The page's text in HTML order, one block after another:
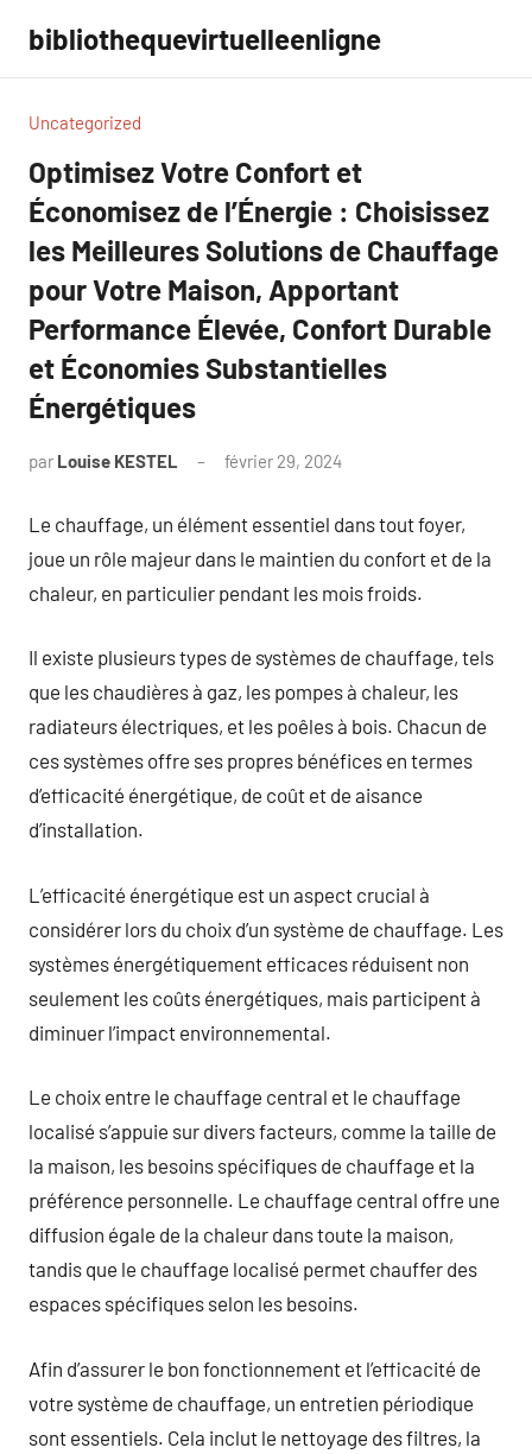
contenu
bibliothequevirtuelleenligne
Uncategorized
Optimisez Votre Confort et
Économisez de l’Énergie : Choisissez
les Meilleures Solutions de Chauffage
pour Votre Maison, Apportant
Performance Élevée, Confort Durable
et Économies Substantielles
Énergétiques
par Louise KESTEL février 29, 2024
Le chauffage, un élément essentiel dans tout foyer,
joue un rôle majeur dans le maintien du confort et de la
chaleur, en particulier pendant les mois froids.
Il existe plusieurs types de systèmes de chauffage, tels
que les chaudières à gaz, les pompes à chaleur, les
radiateurs électriques, et les poêles à bois. Chacun de
ces systèmes offre ses propres bénéfices en termes
d’efficacité énergétique, de coût et de aisance
d’installation.
L’efficacité énergétique est un aspect crucial à
considérer lors du choix d’un système de chauffage. Les
systèmes énergétiquement efficaces réduisent non
seulement les coûts énergétiques, mais participent à
diminuer l’impact environnemental.
Le choix entre le chauffage central et le chauffage
localisé s’appuie sur divers facteurs, comme la taille de
la maison, les besoins spécifiques de chauffage et la
préférence personnelle. Le chauffage central offre une
diffusion égale de la chaleur dans toute la maison,
tandis que le chauffage localisé permet chauffer des
espaces spécifiques selon les besoins.
Afin d’assurer le bon fonctionnement et l’efficacité de
votre système de chauffage, un entretien périodique
sont essentiels. Cela inclut le nettoyage des filtres, la